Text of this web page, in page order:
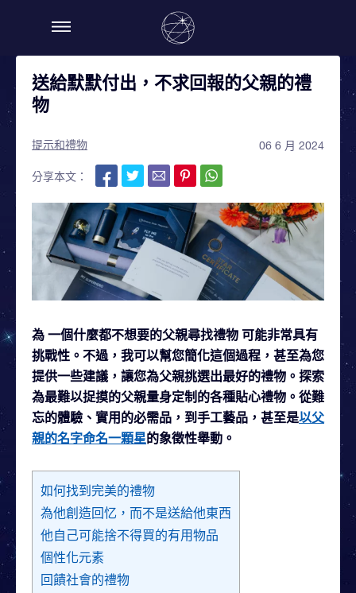
送給默默付出，不求回報的父親的禮
物
提示和禮物 06 6 月 2024
分享本文：
為 一個什麼都不想要的父親尋找禮物 可能非常具有
挑戰性。不過，我可以幫您簡化這個過程，甚至為您
提供一些建議，讓您為父親挑選出最好的禮物。探索
為最難以捉摸的父親量身定制的各種貼心禮物。從難
忘的體驗、實用的必需品，到手工藝品，甚至是以父
親的名字命名一顆星的象徵性舉動。
如何找到完美的禮物
為他創造回忆，而不是送給他東西
他自己可能捨不得買的有用物品
個性化元素
回饋社會的禮物